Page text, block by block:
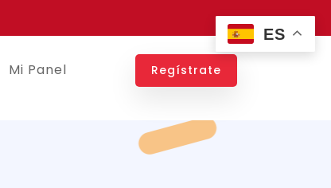
Mi Panel Regístrate
ES